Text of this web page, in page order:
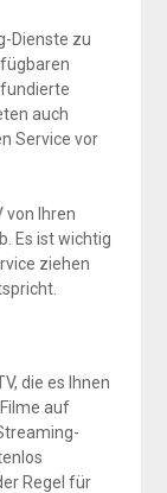
Dienste zu
auch
Service vor
von Ihren
Es ist wichtig
ziehen
die es Ihnen
auf
Regel für